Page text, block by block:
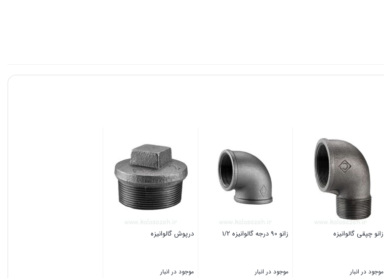
زانو چپقی گالوانیزه
موجود در انبار
زانو 90 درجه گالوانیزه 1/2
موجود در انبار
درپوش گالوانیزه
موجود در انبار